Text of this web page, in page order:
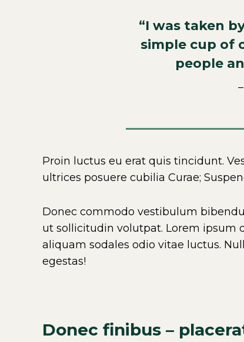
“I was taken
simple cup of
people
Proin luctus eu erat quis tincidunt.
ultrices posuere cubilia Curae;
Donec commodo vestibulum
ut sollicitudin volutpat. Lorem ipsum
aliquam sodales odio vitae luctus.
egestas!
Donec finibus –